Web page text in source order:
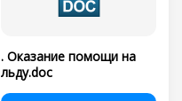
. Оказание помощи на
льду.doc